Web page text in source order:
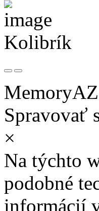
Kolibrík
Spravovať
×
Na týchto
podobné
informácií